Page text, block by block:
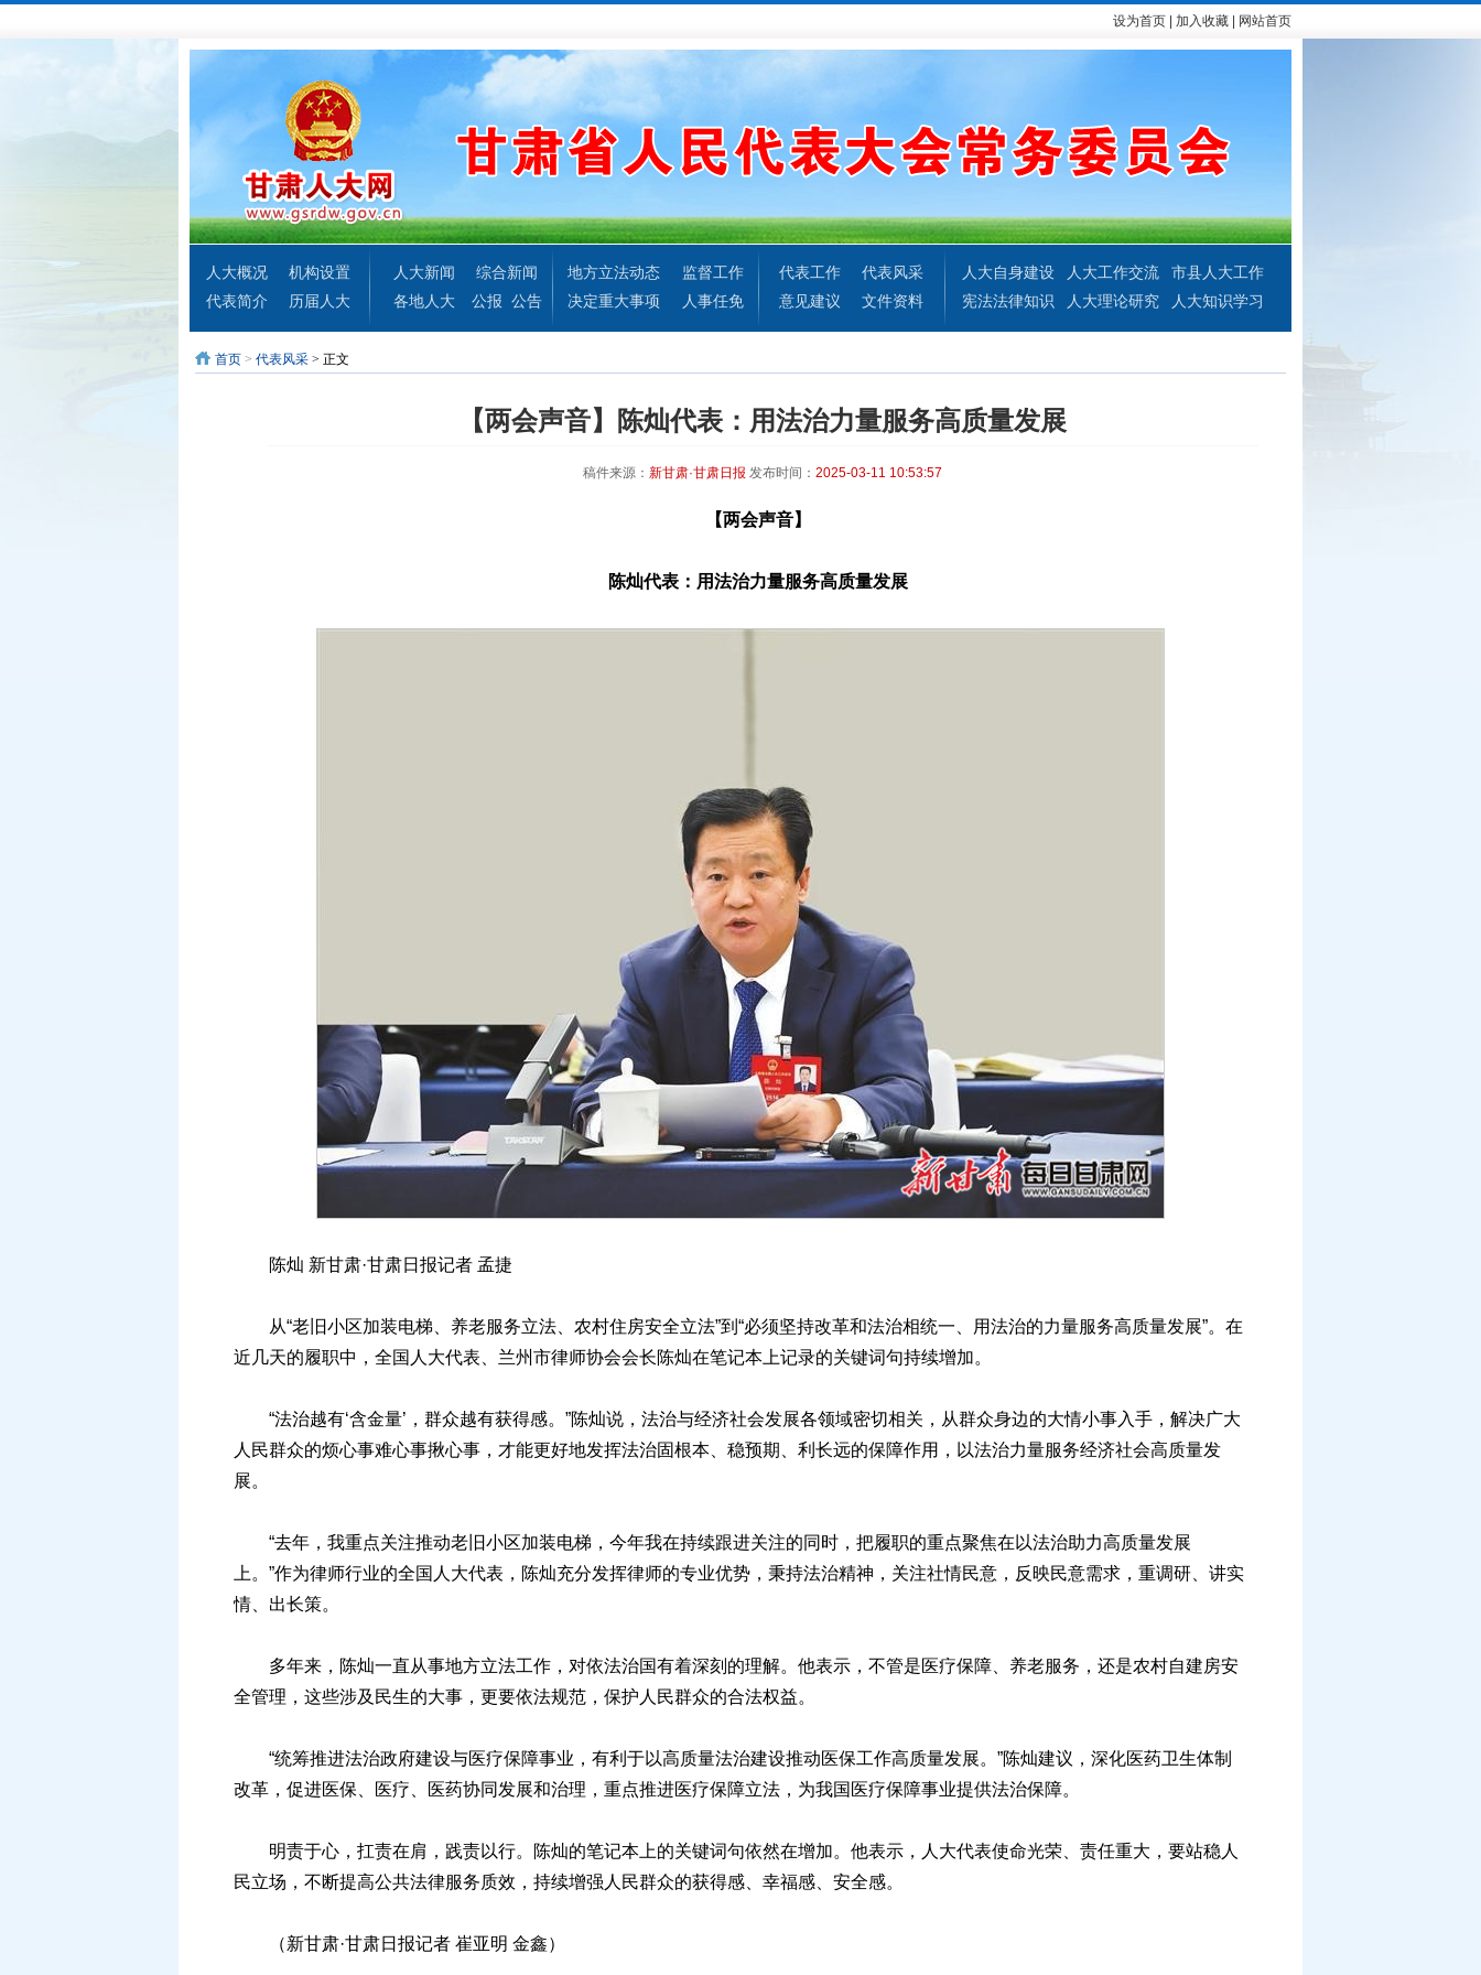
设为首页 加入收藏 网站首页
人大概况
机构设置
代表简介
历届人大
人大新闻
综合新闻
各地人大
公报 公告
地方立法动态
监督工作
决定重大事项
人事任免
代表工作
代表风采
意见建议
文件资料
人大自身建设 人大工作交流
市县人大工作
宪法法律知识
人大理论研究 人大知识学习
首页 > 代表风采 > 正文
【两会声音】陈灿代表：用法治力量服务高质量发展
稿件来源： 新甘肃·甘肃日报 发布时间： 2025-03-11 10:53:57
【两会声音】
陈灿代表：用法治力量服务高质量发展
陈灿 新甘肃·甘肃日报记者 孟捷
从“老旧小区加装电梯、养老服务立法、农村住房安全立法”到“必须坚持改革和法治相统一、用法治的力量服务高质量发展”。在
近几天的履职中，全国人大代表、兰州市律师协会会长陈灿在笔记本上记录的关键词句持续增加。
“法治越有‘含金量’，群众越有获得感。”陈灿说，法治与经济社会发展各领域密切相关，从群众身边的大情小事入手，解决广大
人民群众的烦心事难心事揪心事，才能更好地发挥法治固根本、稳预期、利长远的保障作用，以法治力量服务经济社会高质量发
展。
“去年，我重点关注推动老旧小区加装电梯，今年我在持续跟进关注的同时，把履职的重点聚焦在以法治助力高质量发展
上。”作为律师行业的全国人大代表，陈灿充分发挥律师的专业优势，秉持法治精神，关注社情民意，反映民意需求，重调研、讲实
情、出长策。
多年来，陈灿一直从事地方立法工作，对依法治国有着深刻的理解。他表示，不管是医疗保障、养老服务，还是农村自建房安
全管理，这些涉及民生的大事，更要依法规范，保护人民群众的合法权益。
“统筹推进法治政府建设与医疗保障事业，有利于以高质量法治建设推动医保工作高质量发展。”陈灿建议，深化医药卫生体制
改革，促进医保、医疗、医药协同发展和治理，重点推进医疗保障立法，为我国医疗保障事业提供法治保障。
明责于心，扛责在肩，践责以行。陈灿的笔记本上的关键词句依然在增加。他表示，人大代表使命光荣、责任重大，要站稳人
民立场，不断提高公共法律服务质效，持续增强人民群众的获得感、幸福感、安全感。
（新甘肃·甘肃日报记者 崔亚明 金鑫）